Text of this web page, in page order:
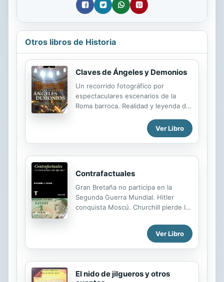
Otros libros de Historia
Claves de Ángeles y Demonios
Un recorrido fotográfico por
espectaculares escenarios de la
Roma barroca. Realidad y leyenda de
fascinante de todos los tiempos, los
Ver Libro
Contrafactuales
Gran Bretaña no participa en la
Segunda Guerra Mundial. Hitler
conquista Moscú. Churchill pierde las
convertirse en primer ministro... La
historia alternativa siempre ha sido
un divertimento, una excusa para los
décadas ha empezado a llamar
Ver Libro
El nido de jilgueros y otros